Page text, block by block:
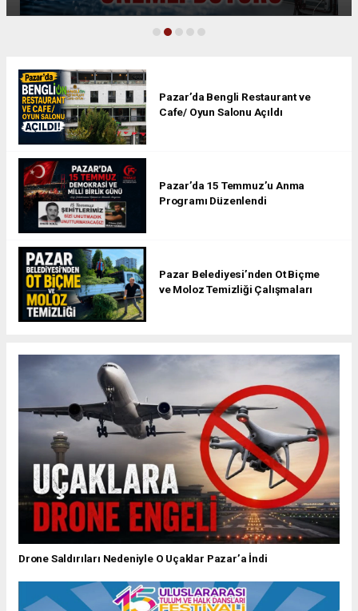
Pazar’da Bengli Restaurant ve
Cafe/ Oyun Salonu Açıldı
Pazar’da 15 Temmuz’u Anma
Programı Düzenlendi
Pazar Belediyesi’nden Ot Biçme
ve Moloz Temizliği Çalışmaları
Drone Saldırıları Nedeniyle O Uçaklar Pazar’a İndi